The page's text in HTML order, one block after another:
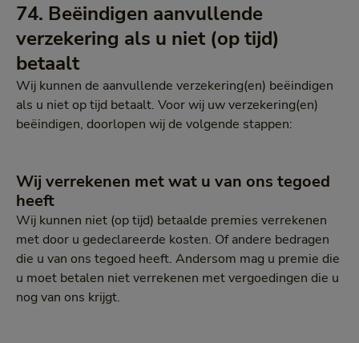
74. Beëindigen aanvullende
verzekering als u niet (op tijd)
betaalt
Wij kunnen de aanvullende verzekering(en) beëindigen
als u niet op tijd betaalt. Voor wij uw verzekering(en)
beëindigen, doorlopen wij de volgende stappen:
Wij verrekenen met wat u van ons tegoed
heeft
Wij kunnen niet (op tijd) betaalde premies verrekenen
met door u gedeclareerde kosten. Of andere bedragen
die u van ons tegoed heeft. Andersom mag u premie die
u moet betalen niet verrekenen met vergoedingen die u
nog van ons krijgt.